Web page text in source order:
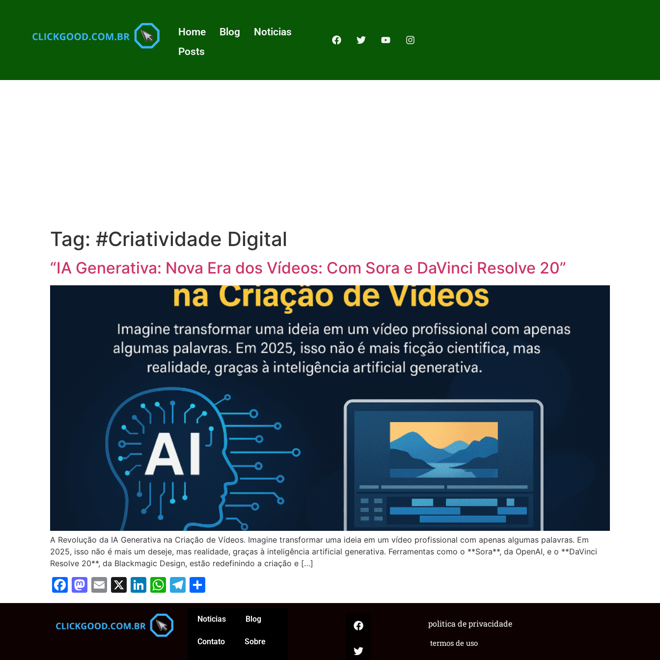
Home Blog
Noticias
Posts
Tag: #Criatividade Digital
“IA Generativa: Nova Era dos Vídeos: Com Sora e DaVinci Resolve 20”
A Revolução da IA Generativa na Criação de Vídeos. Imagine transformar uma ideia em um vídeo profissional com apenas algumas palavras. Em
2025, isso não é mais um deseje, mas realidade, graças à inteligência artificial generativa. Ferramentas como o **Sora**, da OpenAI, e o **DaVinci
Resolve 20**, da Blackmagic Design, estão redefinindo a criação e […]
Facebook
Mastodon
Email
X LinkedIn
WhatsApp
Telegram
Noticias Blog
Contato Sobre termos de uso
politica de privacidade